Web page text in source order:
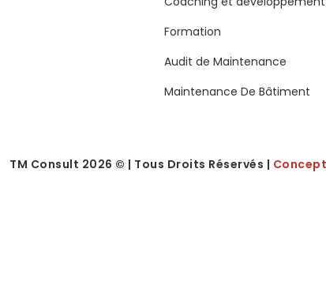
Formation
Audit de Maintenance
Maintenance De Bâtiment
TM Consult 2026 © | Tous Droits Réservés |